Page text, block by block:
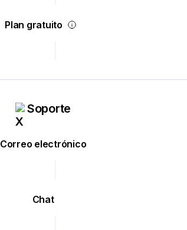
Plan gratuito
Soporte
Correo electrónico
Chat